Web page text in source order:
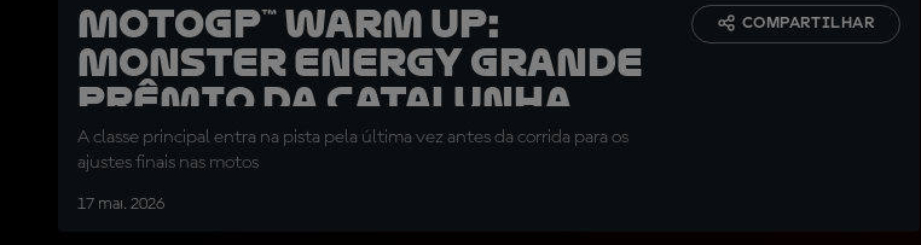
MotoGP™ Warm Up:
Monster Energy Grande
Prêmio da Catalunha
A classe principal entra na pista pela última vez antes da corrida para os
ajustes finais nas motos
17 mai. 2026
COMPARTILHAR